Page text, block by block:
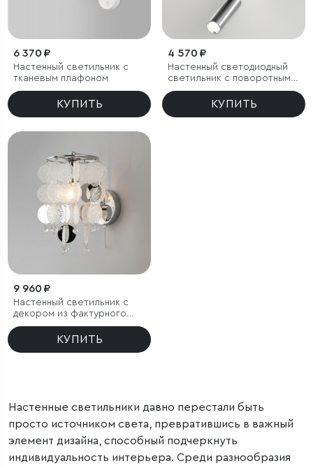
6 370 ₽
Настенный светильник с
тканевым плафоном
КУПИТЬ
4 570 ₽
Настенный светодиодный
светильник с поворотным
механизмом
КУПИТЬ
9 960 ₽
Настенный светильник с
декором из фактурного
стекла
КУПИТЬ
Настенные светильники давно перестали быть
просто источником света, превратившись в важный
элемент дизайна, способный подчеркнуть
индивидуальность интерьера. Среди разнообразия